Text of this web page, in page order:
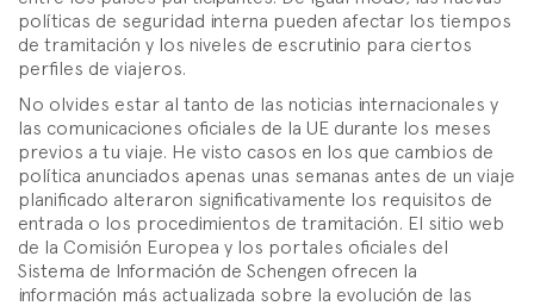
políticas de seguridad interna pueden afectar los tiempos
de tramitación y los niveles de escrutinio para ciertos
perfiles de viajeros.
No olvides estar al tanto de las noticias internacionales y
las comunicaciones oficiales de la UE durante los meses
previos a tu viaje. He visto casos en los que cambios de
política anunciados apenas unas semanas antes de un viaje
planificado alteraron significativamente los requisitos de
entrada o los procedimientos de tramitación. El sitio web
de la Comisión Europea y los portales oficiales del
Sistema de Información de Schengen ofrecen la
información más actualizada sobre la evolución de las